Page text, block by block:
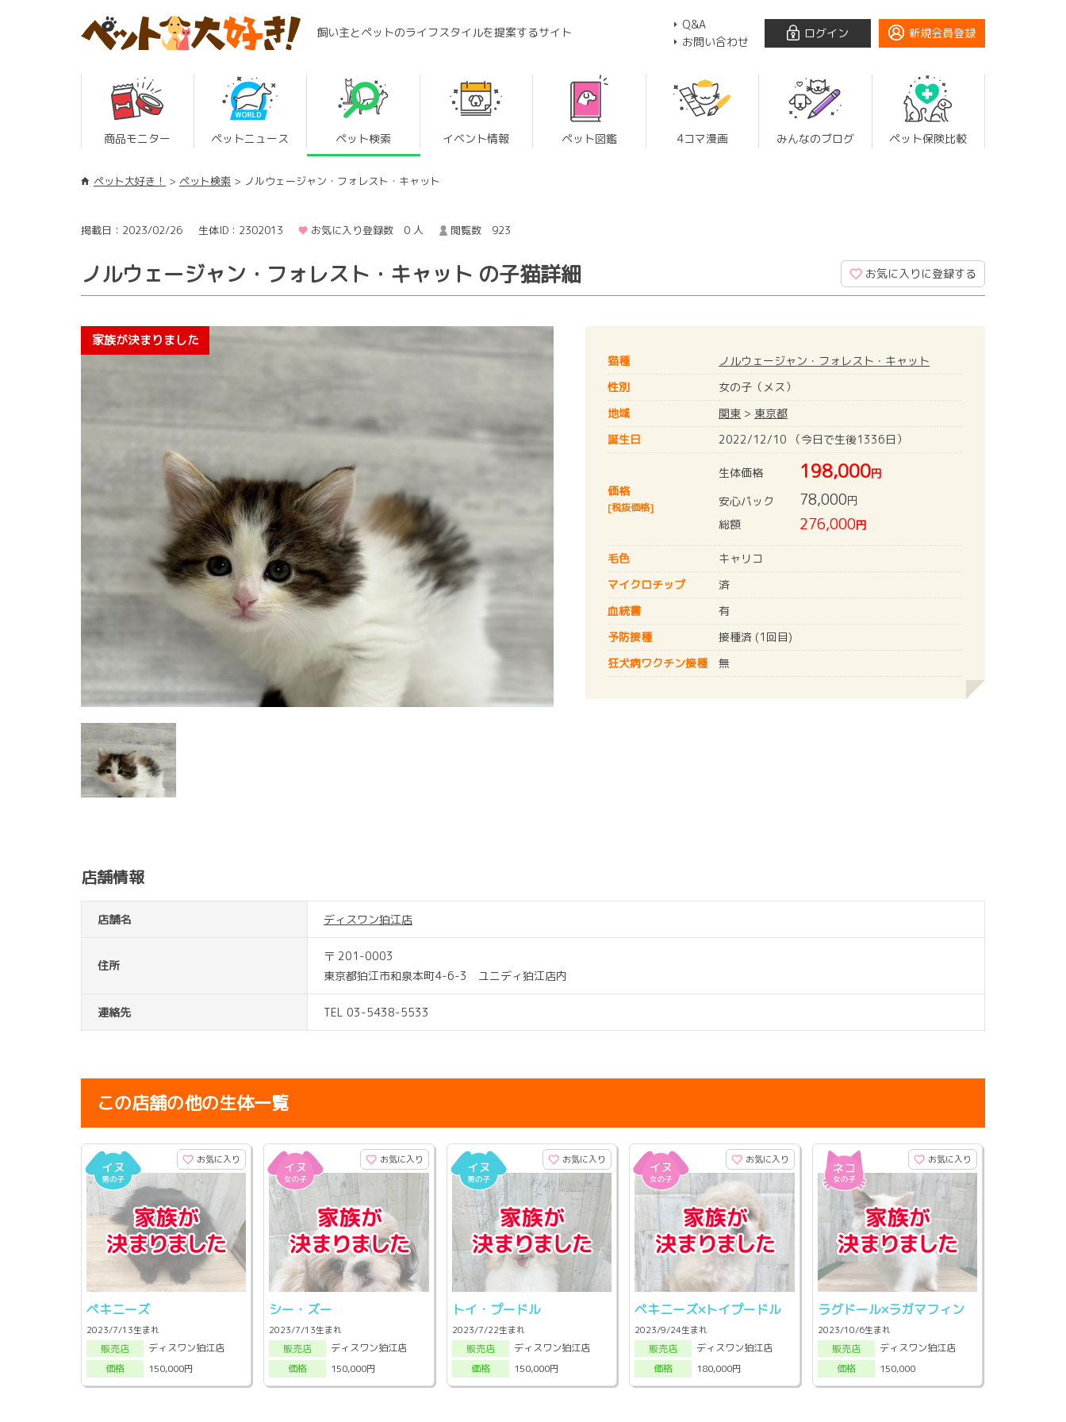
飼い主とペットのライフスタイルを提案するサイト
Q&A
お問い合わせ
ログイン 新規会員登録
商品モニター ペットニュース ペット検索 イベント情報 ペット図鑑 4コマ漫画 みんなのブログ ペット保険比較
ペット大好き！ ペット検索 ノルウェージャン・フォレスト・キャット
掲載日：2023/02/26 生体ID：2302013 お気に入り登録数 0 人 閲覧数 923
ノルウェージャン・フォレスト・キャット の子猫詳細 お気に入りに登録する
猫種
ノルウェージャン・フォレスト・キャット
性別
女の子（メス）
地域
関東 > 東京都
誕生日
2022/12/10 （今日で生後1336日）
価格
[税抜価格]
生体価格 198,000円
安心パック
78,000円
総額
276,000円
毛色
キャリコ
マイクロチップ
済
血統書
有
予防接種
接種済 (1回目)
狂犬病ワクチン接種 無
店舗情報
店舗名 ディスワン狛江店
住所
〒 201-0003
東京都狛江市和泉本町4-6-3 ユニディ狛江店内
連絡先 TEL 03-5438-5533
この店舗の他の生体一覧
お気に入り
ペキニーズ
2023/7/13生まれ
販売店
ディスワン狛江店
価格
150,000円
お気に入り
シー・ズー
2023/7/13生まれ
販売店
ディスワン狛江店
価格
150,000円
お気に入り
トイ・プードル
2023/7/22生まれ
販売店
ディスワン狛江店
価格
150,000円
お気に入り
ペキニーズ×トイプードル
2023/9/24生まれ
販売店
ディスワン狛江店
価格
180,000円
お気に入り
ラグドール×ラガマフィン
2023/10/6生まれ
販売店
ディスワン狛江店
価格
150,000